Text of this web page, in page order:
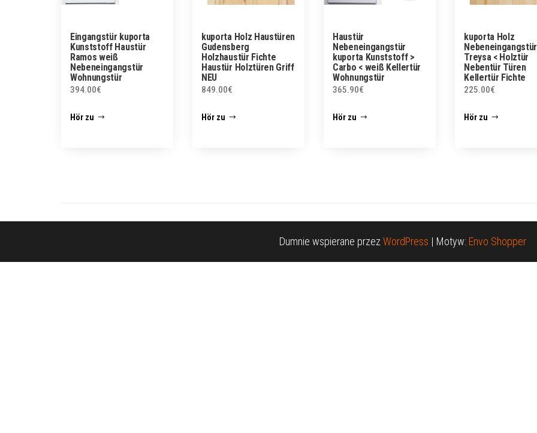
Eingangstür kuporta
Kunststoff Haustür
Ramos weiß
Nebeneingangstür
Wohnungstür
394.00€
Hör zu
kuporta Holz Haustüren
Gudensberg
Holzhaustür Fichte
Haustür Holztüren Griff
NEU
849.00€
Hör zu
Haustür
Nebeneingangstür
kuporta Kunststoff >
Carbo < weiß Kellertür
Wohnungstür
365.90€
Hör zu
kuporta Holz
Treysa < Holztür
Nebentür Türen
Kellertür Fichte
225.00€
Hör zu
Dumnie wspierane przez WordPress | Motyw: Envo Shopper